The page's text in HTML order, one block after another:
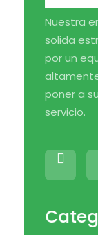
Medical Blog - Phlox Elementor WordPress Theme
Nuestra
solida
por un
poner a
servicio.